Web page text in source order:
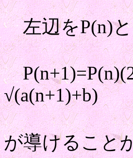
左辺をP(n)
√(a(n+1)+b)
が導けること